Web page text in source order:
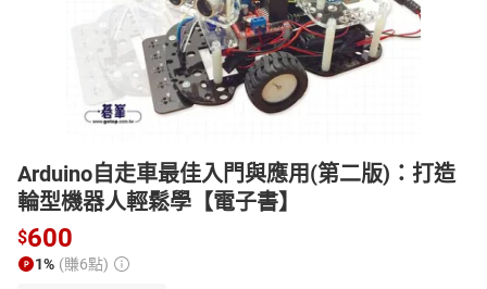
Arduino自走車最佳入門與應用(第二版)：打造
輪型機器人輕鬆學【電子書】
$600
1% (賺6點)